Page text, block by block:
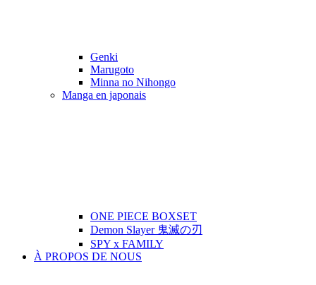
Genki
Marugoto
Minna no Nihongo
Manga en japonais
ONE PIECE BOXSET
Demon Slayer 鬼滅の刃
SPY x FAMILY
À PROPOS DE NOUS